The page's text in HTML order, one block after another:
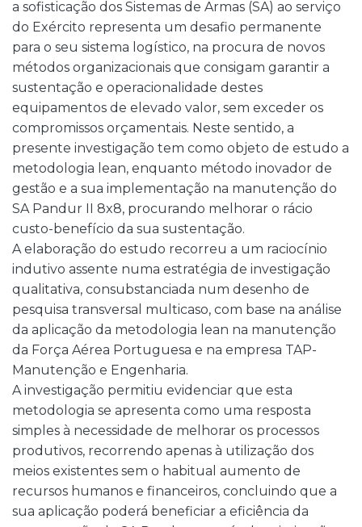
a sofisticação dos Sistemas de Armas (SA) ao serviço
do Exército representa um desafio permanente
para o seu sistema logístico, na procura de novos
métodos organizacionais que consigam garantir a
sustentação e operacionalidade destes
equipamentos de elevado valor, sem exceder os
compromissos orçamentais. Neste sentido, a
presente investigação tem como objeto de estudo a
metodologia lean, enquanto método inovador de
gestão e a sua implementação na manutenção do
SA Pandur II 8x8, procurando melhorar o rácio
custo-benefício da sua sustentação.
A elaboração do estudo recorreu a um raciocínio
indutivo assente numa estratégia de investigação
qualitativa, consubstanciada num desenho de
pesquisa transversal multicaso, com base na análise
da aplicação da metodologia lean na manutenção
da Força Aérea Portuguesa e na empresa TAP-
Manutenção e Engenharia.
A investigação permitiu evidenciar que esta
metodologia se apresenta como uma resposta
simples à necessidade de melhorar os processos
produtivos, recorrendo apenas à utilização dos
meios existentes sem o habitual aumento de
recursos humanos e financeiros, concluindo que a
sua aplicação poderá beneficiar a eficiência da